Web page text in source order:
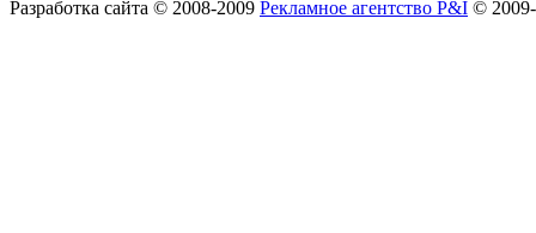
Разработка сайта © 2008-2009 Рекламное агентство P&I ©